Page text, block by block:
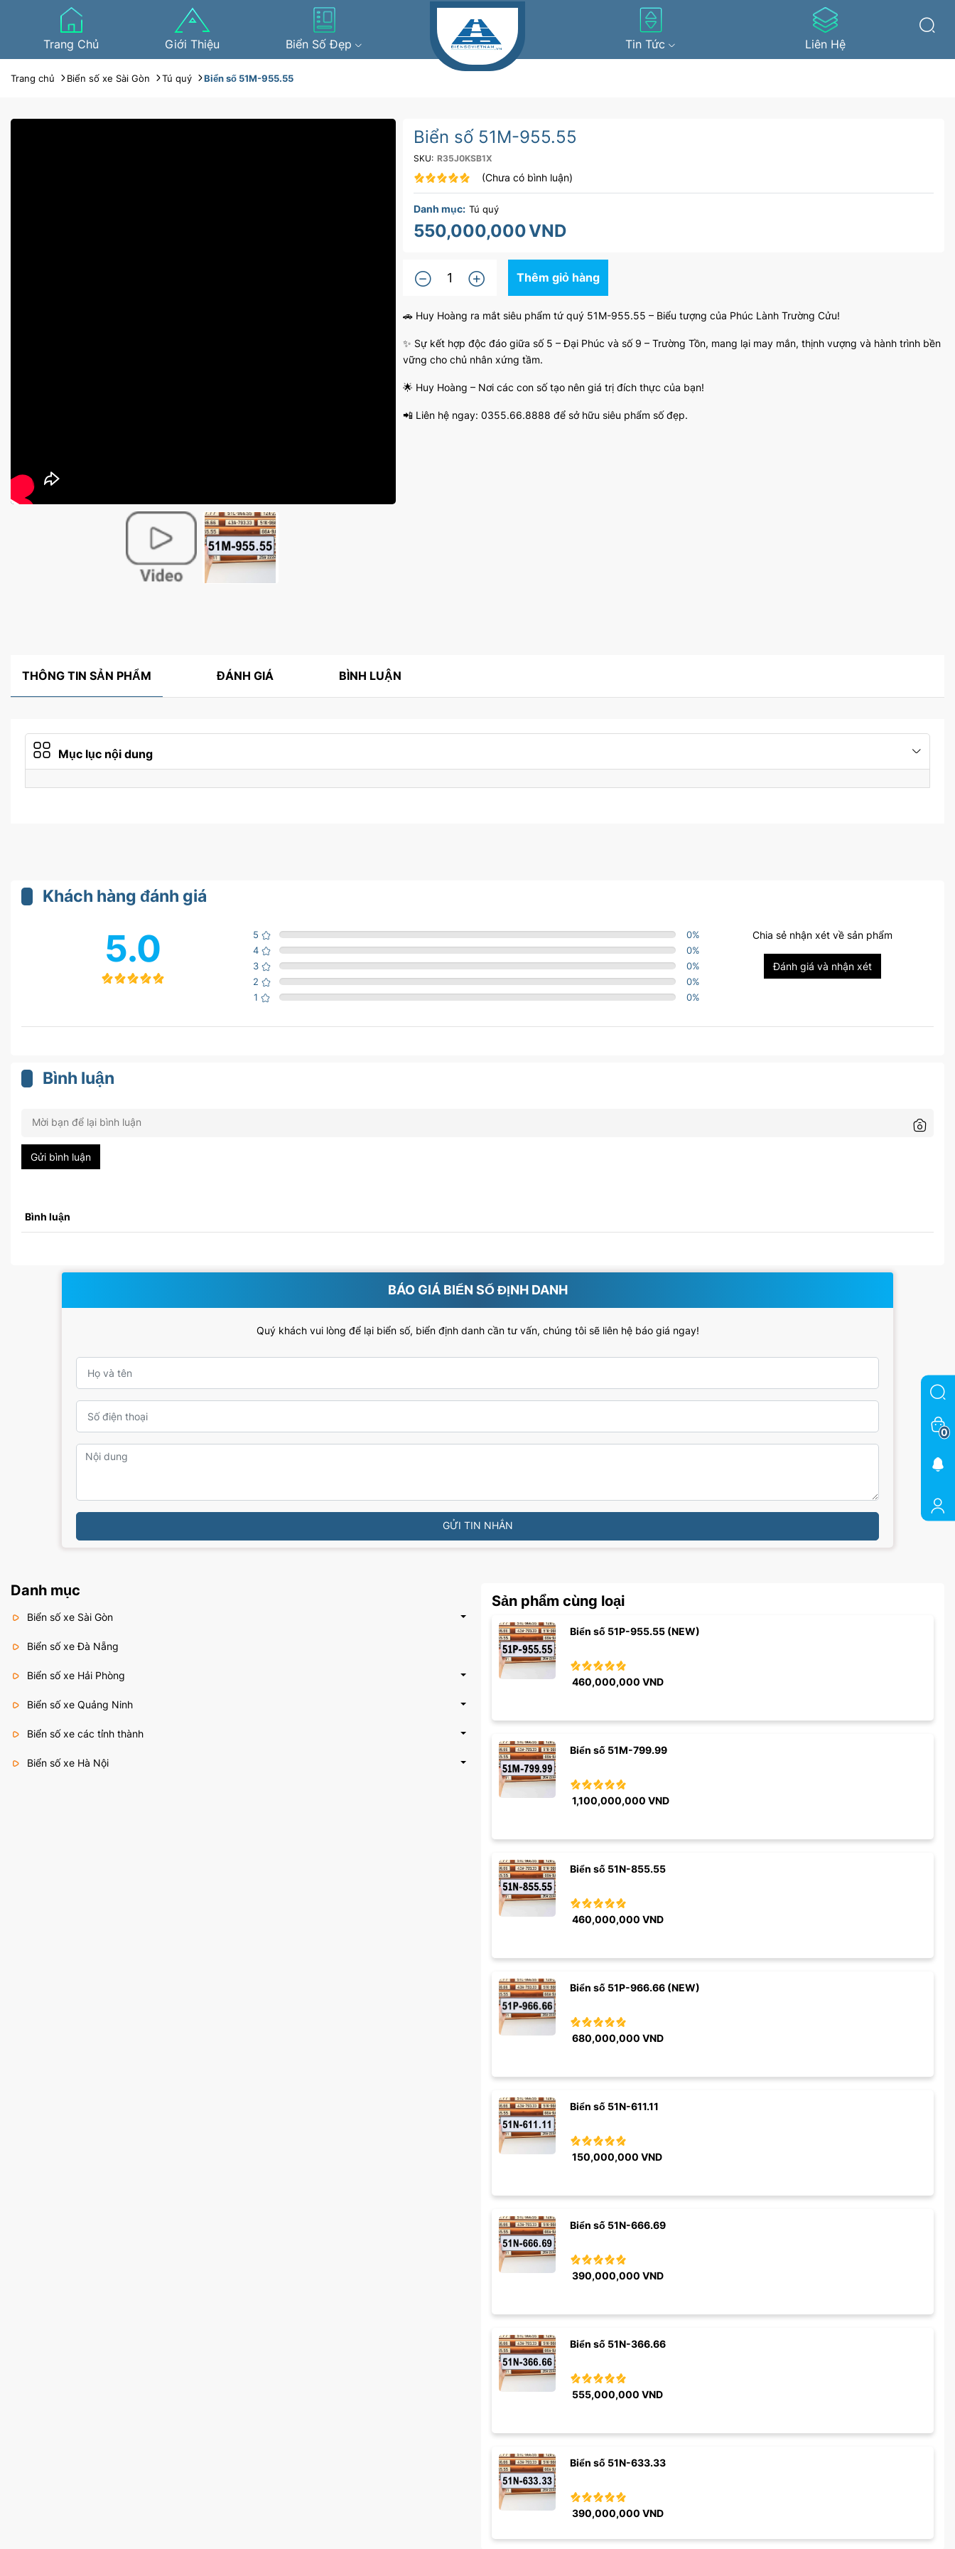
Trang Chủ Giới Thiệu Biển Số Đẹp Tin Tức Liên Hệ
Trang chủ Biển số xe Sài Gòn Tú quý Biển số 51M-955.55
Biển số 51M-955.55
SKU: R35J0KSB1X
(Chưa có bình luận)
Danh mục: Tú quý
550,000,000VND
Thêm giỏ hàng
🚗 Huy Hoàng ra mắt siêu phẩm tứ quý 51M-955.55 – Biểu tượng của Phúc Lành Trường Cửu!
✨ Sự kết hợp độc đáo giữa số 5 – Đại Phúc và số 9 – Trường Tồn, mang lại may mắn, thịnh vượng và hành trình bền
vững cho chủ nhân xứng tầm.
🌟 Huy Hoàng – Nơi các con số tạo nên giá trị đích thực của bạn!
📲 Liên hệ ngay: 0355.66.8888 để sở hữu siêu phẩm số đẹp.
THÔNG TIN SẢN PHẨM ĐÁNH GIÁ BÌNH LUẬN
Mục lục nội dung
Khách hàng đánh giá
5.0 5 0%
4
0%
3
0%
2
0%
1
0%
Chia sẻ nhận xét về sản phẩm
Đánh giá và nhận xét
Bình luận
Gửi bình luận
Bình luận
BÁO GIÁ BIỂN SỐ ĐỊNH DANH
Quý khách vui lòng để lại biển số, biển định danh cần tư vấn, chúng tôi sẽ liên hệ báo giá ngay!
GỬI TIN NHẮN
Danh mục
Biển số xe Sài Gòn
Biển số xe Đà Nẵng
Biển số xe Hải Phòng
Biển số xe Quảng Ninh
Biển số xe các tỉnh thành
Biển số xe Hà Nội
Sản phẩm cùng loại
Biển số 51P-955.55 (NEW)
460,000,000 VND
Biển số 51M-799.99
1,100,000,000 VND
Biển số 51N-855.55
460,000,000 VND
Biển số 51P-966.66 (NEW)
680,000,000 VND
Biển số 51N-611.11
150,000,000 VND
Biển số 51N-666.69
390,000,000 VND
Biển số 51N-366.66
555,000,000 VND
Biển số 51N-633.33
390,000,000 VND
0